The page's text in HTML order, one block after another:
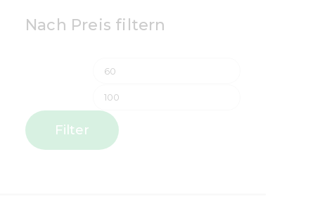
Nach Preis filtern
Filter